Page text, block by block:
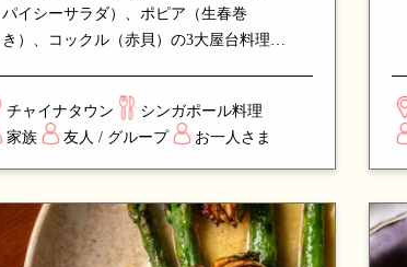
パイシーサラダ）、ポピア（生春巻
き）、コックル（赤貝）の3大屋台料理を
食材と本格的な味付けで仕上げる一品揃
いは、シンガポールの代表的な屋台料理
を一度に体験できる、地元定番のスポッ
トです。
チャイナタウン
シンガポール料理
家族
友人 / グループ お一人さま